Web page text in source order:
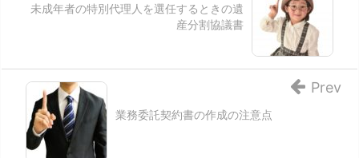
未成年者の特別代理人を選任するときの遺
産分割協議書
業務委託契約書の作成の注意点
Prev